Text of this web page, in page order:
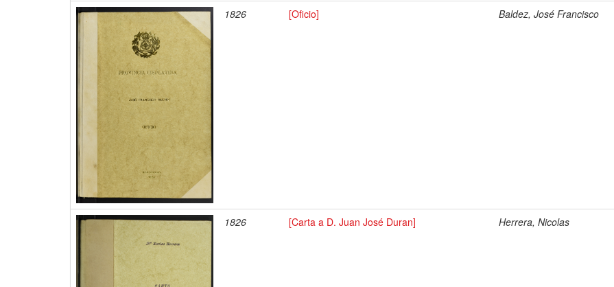
1826 [Oficio] Baldez, José Francisco
1826 [Carta a D. Juan José Duran] Herrera, Nicolas